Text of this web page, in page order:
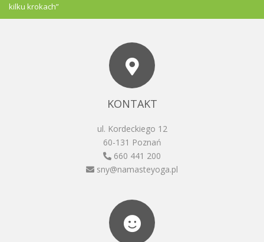
kilku krokach”
KONTAKT
ul. Kordeckiego 12
60-131 Poznań
660 441 200
sny@namasteyoga.pl